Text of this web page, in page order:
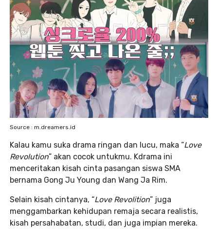
Source : m.dreamers.id
Kalau kamu suka drama ringan dan lucu, maka “Love
Revolution” akan cocok untukmu. Kdrama ini
menceritakan kisah cinta pasangan siswa SMA
bernama Gong Ju Young dan Wang Ja Rim.
Selain kisah cintanya, “Love Revolition” juga
menggambarkan kehidupan remaja secara realistis,
kisah persahabatan, studi, dan juga impian mereka.